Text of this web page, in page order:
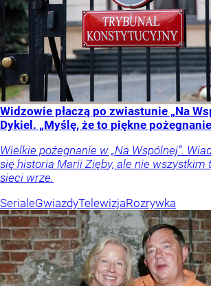
Widzowie płaczą po zwiastunie „Na
Dykiel. „Myślę, że to piękne
Wielkie pożegnanie w „Na Wspólnej”.
się historia Marii Zięby, ale nie wszystkim
sieci wrze.
SerialeGwiazdyTelewizjaRozrywka